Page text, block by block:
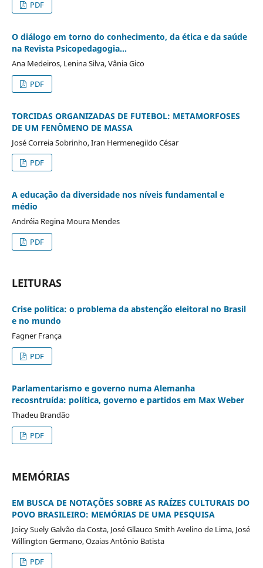
PDF
O diálogo em torno do conhecimento, da ética e da saúde
na Revista Psicopedagogia...
Ana Medeiros, Lenina Silva, Vânia Gico
PDF
TORCIDAS ORGANIZADAS DE FUTEBOL: METAMORFOSES
DE UM FENÔMENO DE MASSA
José Correia Sobrinho, Iran Hermenegildo César
PDF
A educação da diversidade nos níveis fundamental e
médio
Andréia Regina Moura Mendes
PDF
LEITURAS
Crise política: o problema da abstenção eleitoral no Brasil
e no mundo
Fagner França
PDF
Parlamentarismo e governo numa Alemanha
recosntruída: política, governo e partidos em Max Weber
Thadeu Brandão
PDF
MEMÓRIAS
EM BUSCA DE NOTAÇÕES SOBRE AS RAÍZES CULTURAIS DO
POVO BRASILEIRO: MEMÓRIAS DE UMA PESQUISA
Joicy Suely Galvão da Costa, José Gllauco Smith Avelino de Lima, José
Willington Germano, Ozaias Antônio Batista
PDF